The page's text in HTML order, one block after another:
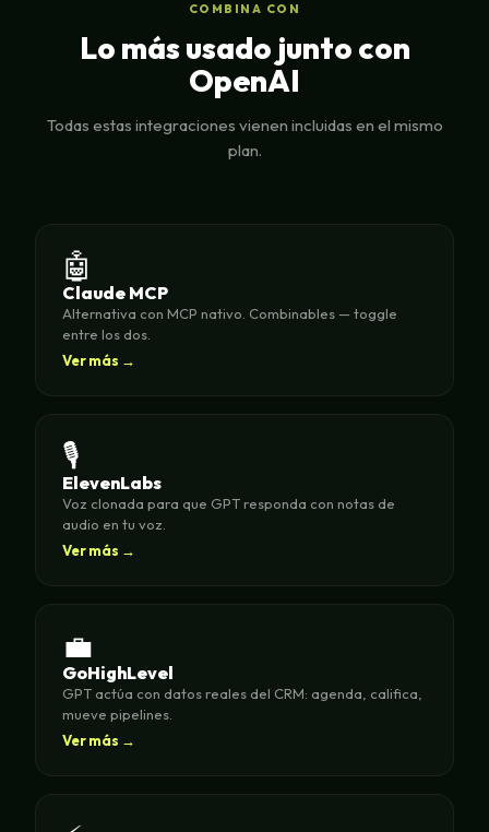
COMBINA CON
Lo más usado junto con
OpenAI
Todas estas integraciones vienen incluidas en el mismo
plan.
🤖
Claude MCP
Alternativa con MCP nativo. Combinables — toggle
entre los dos.
Ver más →
🎙️
ElevenLabs
Voz clonada para que GPT responda con notas de
audio en tu voz.
Ver más →
💼
GoHighLevel
GPT actúa con datos reales del CRM: agenda, califica,
mueve pipelines.
Ver más →